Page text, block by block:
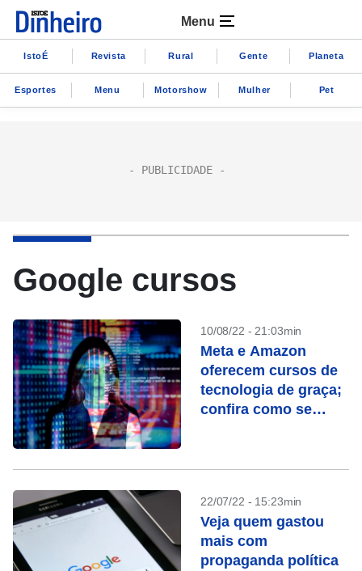
Menu
IstoÉ Revista Rural Gente Planeta
Esportes Menu Motorshow Mulher Pet
Google cursos
10/08/22 - 21:03min
Meta e Amazon
oferecem cursos de
tecnologia de graça;
confira como se
22/07/22 - 15:23min
Veja quem gastou
mais com
propaganda política